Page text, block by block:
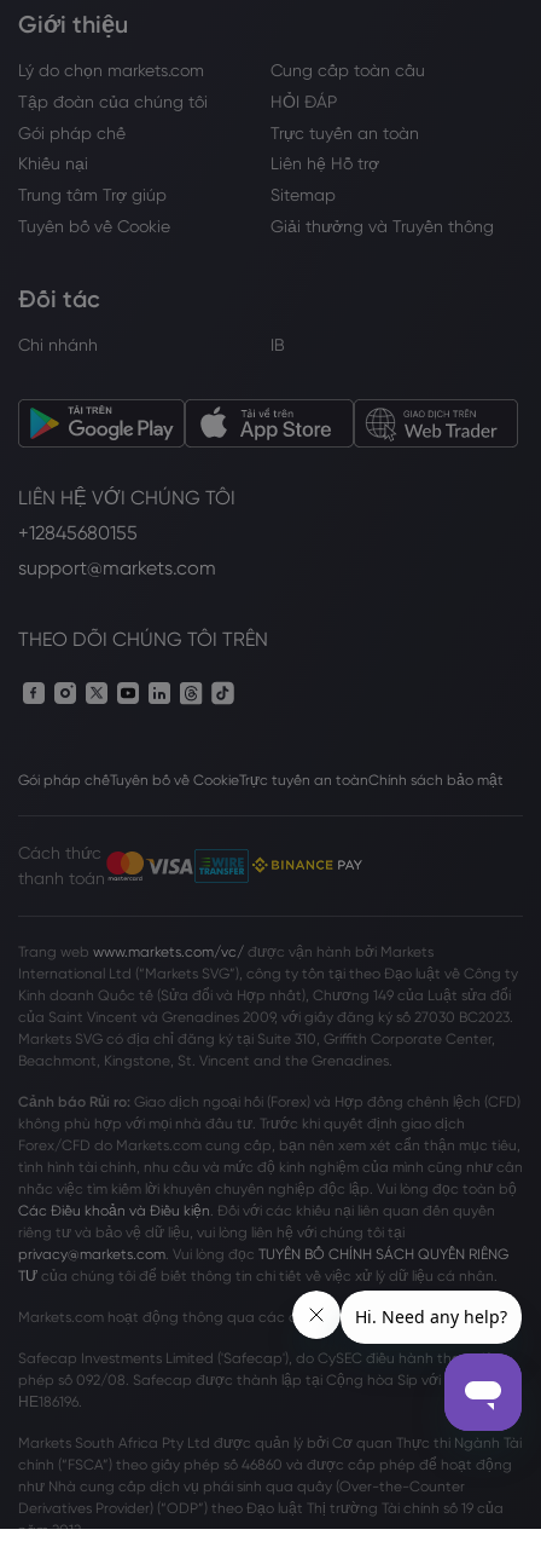
Giới thiệu
Lý do chọn markets.com
Cung cấp toàn cầu
Tập đoàn của chúng tôi
HỎI ĐÁP
Gói pháp chế
Trực tuyến an toàn
Khiếu nại
Liên hệ Hỗ trợ
Trung tâm Trợ giúp
Sitemap
Tuyên bố về Cookie
Giải thưởng và Truyền thông
Đối tác
Chi nhánh IB
LIÊN HỆ VỚI CHÚNG TÔI
+12845680155
support@markets.com
THEO DÕI CHÚNG TÔI TRÊN
Gói pháp chếTuyên bố về CookieTrực tuyến an toànChính sách bảo mật
Cách thức
thanh toán
Trang web www.markets.com/vc/ được vận hành bởi Markets
International Ltd (“Markets SVG”), công ty tồn tại theo Đạo luật về Công ty
Kinh doanh Quốc tế (Sửa đổi và Hợp nhất), Chương 149 của Luật sửa đổi
của Saint Vincent và Grenadines 2009, với giấy đăng ký số 27030 BC2023.
Markets SVG có địa chỉ đăng ký tại Suite 310, Griffith Corporate Center,
Beachmont, Kingstone, St. Vincent and the Grenadines.
Cảnh báo Rủi ro: Giao dịch ngoại hối (Forex) và Hợp đồng chênh lệch (CFD)
không phù hợp với mọi nhà đầu tư. Trước khi quyết định giao dịch
Forex/CFD do Markets.com cung cấp, bạn nên xem xét cẩn thận mục tiêu,
tình hình tài chính, nhu cầu và mức độ kinh nghiệm của mình cũng như cân
nhắc việc tìm kiếm lời khuyên chuyên nghiệp độc lập. Vui lòng đọc toàn bộ
Các Điều khoản và Điều kiện. Đối với các khiếu nại liên quan đến quyền
riêng tư và bảo vệ dữ liệu, vui lòng liên hệ với chúng tôi tại
privacy@markets.com. Vui lòng đọc TUYÊN BỐ CHÍNH SÁCH QUYỀN RIÊNG
TƯ của chúng tôi để biết thông tin chi tiết về việc xử lý dữ liệu cá nhân.
Markets.com hoạt động thông qua các chi nhánh sau:
Safecap Investments Limited ('Safecap'), do CySEC điều hành theo giấy
phép số 092/08. Safecap được thành lập tại Cộng hòa Síp với số công ty
ΗΕ186196.
Markets South Africa Pty Ltd được quản lý bởi Cơ quan Thực thi Ngành Tài
chính (“FSCA”) theo giấy phép số 46860 và được cấp phép để hoạt động
như Nhà cung cấp dịch vụ phái sinh qua quầy (Over-the-Counter
Derivatives Provider) (“ODP”) theo Đạo luật Thị trường Tài chính số 19 của
năm 2012.